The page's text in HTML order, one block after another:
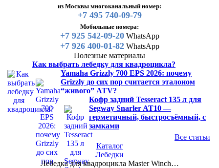
из Москвы многоканальный номер:
+7 495 740-09-79
Мобильные номера:
+7 925 542-09-20WhatsApp
+7 926 400-01-82WhatsApp
Полезные материалы
Как выбрать лебедку для квадроцикла?
Yamaha Grizzly 700 EPS 2026: почему
Grizzly до сих пор считается эталоном
“живого” ATV?
Кофр задний Tesseract 135 л для
Segway Snarler AT10 —
герметичный, быстросъёмный, с
замками
Все статьи
Каталог
Лебедки
Лебедка для квадроцикла Master Winch…